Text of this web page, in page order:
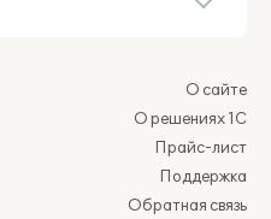
О сайте
О решениях 1С
Прайс-лист
Поддержка
Обратная связь